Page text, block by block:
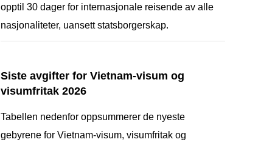
opptil 30 dager for internasjonale reisende av alle
nasjonaliteter, uansett statsborgerskap.
Siste avgifter for Vietnam-visum og
visumfritak 2026
Tabellen nedenfor oppsummerer de nyeste
gebyrene for Vietnam-visum, visumfritak og